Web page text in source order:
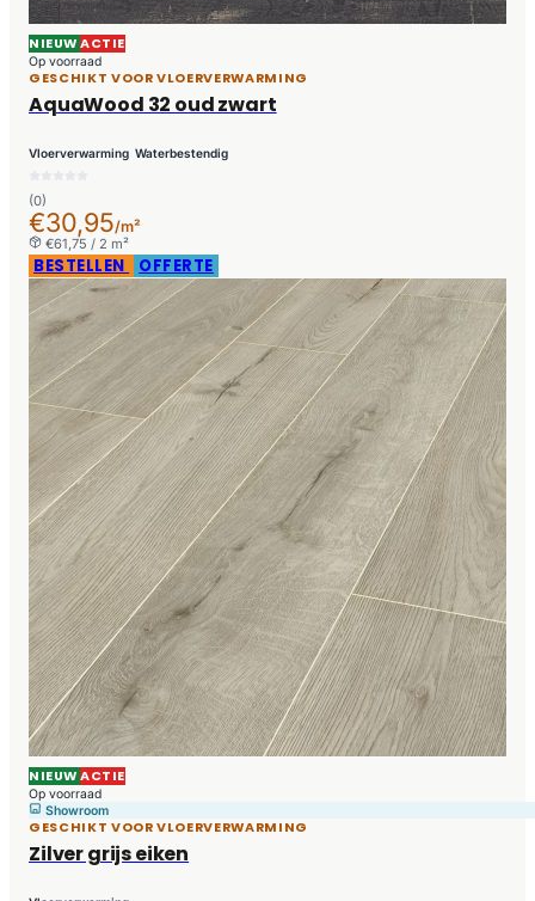
NIEUWACTIE
Op voorraad
GESCHIKT VOOR VLOERVERWARMING
AquaWood 32 oud zwart
Vloerverwarming Waterbestendig
(0)
€30,95/m²
€61,75 / 2 m²
BESTELLEN OFFERTE
NIEUWACTIE
Op voorraad
Showroom
GESCHIKT VOOR VLOERVERWARMING
Zilver grijs eiken